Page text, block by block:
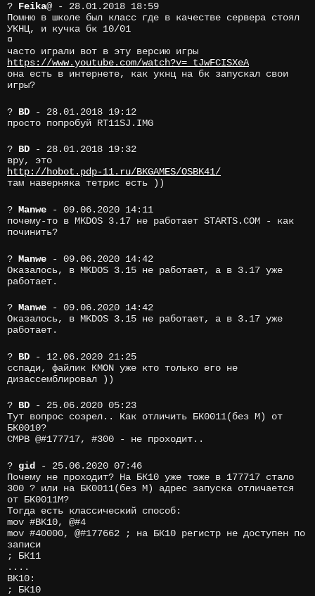
? Feika@ - 28.01.2018 18:59
Помню в школе был класс где в качестве сервера стоял
УКНЦ, и кучка бк 10/01
¤
часто играли вот в эту версию игры
https://www.youtube.com/watch?v=_tJwFCISXeA
она есть в интернете, как укнц на бк запускал свои
игры?
? BD - 28.01.2018 19:12
просто попробуй RT11SJ.IMG
? BD - 28.01.2018 19:32
вру, это
http://hobot.pdp-11.ru/BKGAMES/OSBK41/
там наверняка тетрис есть ))
? Manwe - 09.06.2020 14:11
почему-то в MKDOS 3.17 не работает STARTS.COM - как
починить?
? Manwe - 09.06.2020 14:42
Оказалось, в MKDOS 3.15 не работает, а в 3.17 уже
работает.
? Manwe - 09.06.2020 14:42
Оказалось, в MKDOS 3.15 не работает, а в 3.17 уже
работает.
? BD - 12.06.2020 21:25
сспади, файлик KMON уже кто только его не
дизассемблировал ))
? BD - 25.06.2020 05:23
Тут вопрос созрел.. Как отличить БК0011(без М) от
БК0010?
CMPB @#177717, #300 - не проходит..
? gid
- 25.06.2020 07:46
Почему не проходит? На БК10 уже тоже в 177717 стало
300 ? или на БК0011(без М) адрес запуска отличается
от БК0011М?
Тогда есть классический способ:
mov #BK10, @#4
mov #40000, @#177662 ; на БК10 регистр не доступен по
записи
; БК11
....
BK10:
; БК10